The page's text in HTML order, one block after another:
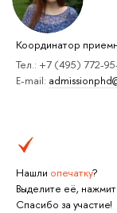
Координатор
Тел.: +7 (495) 772-
E-mail:
Нашли опечатку?
Выделите её,
Спасибо за участие!